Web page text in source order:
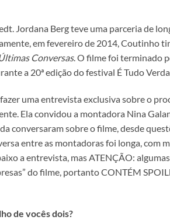
Jordana Berg teve uma parceria de
em fevereiro de 2014, Coutinho
Conversas. O filme foi terminado
a 20ª edição do festival É Tudo
uma entrevista exclusiva sobre o
Ela convidou a montadora Nina
conversaram sobre o filme, desde
entre as montadoras foi longa,
a entrevista, mas ATENÇÃO:
do filme, portanto CONTÉM
de vocês dois?